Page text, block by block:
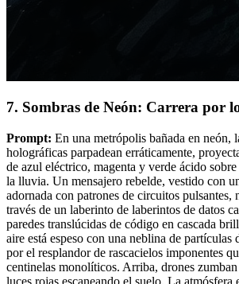
7. Sombras de Neón: Carrera por
Prompt: En una metrópolis bañada en neón,
holográficas parpadean erráticamente,
de azul eléctrico, magenta y verde ácido
la lluvia. Un mensajero rebelde, vestido con
adornada con patrones de circuitos pulsantes,
través de un laberinto de laberintos de datos
paredes translúcidas de código en cascada
aire está espeso con una neblina de partículas
por el resplandor de rascacielos imponentes
centinelas monolíticos. Arriba, drones
luces rojas escaneando el suelo. La atmósfera